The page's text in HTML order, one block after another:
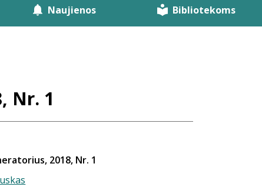
Naujienos Bibliotekoms
Nr. 1
2018, Nr. 1